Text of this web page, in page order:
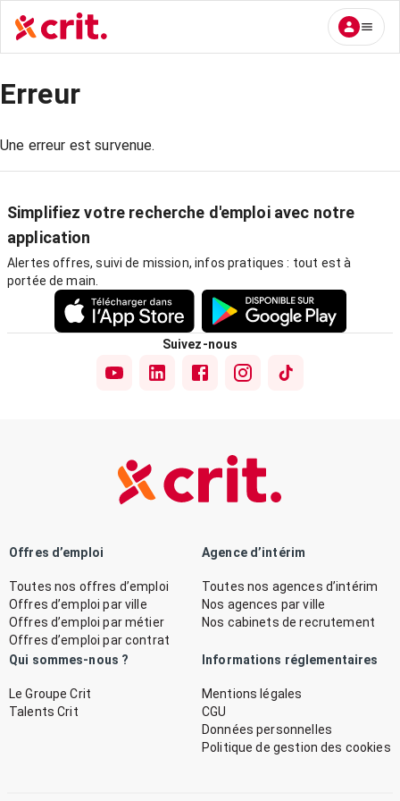
Erreur
Une erreur est survenue.
Simplifiez votre recherche d'emploi avec notre
application
Alertes offres, suivi de mission, infos pratiques : tout est à
portée de main.
Suivez-nous
Offres d’emploi
Toutes nos offres d’emploi
Offres d’emploi par ville
Offres d’emploi par métier
Offres d’emploi par contrat
Agence d’intérim
Toutes nos agences d’intérim
Nos agences par ville
Nos cabinets de recrutement
Qui sommes-nous ?
Le Groupe Crit
Talents Crit
Informations réglementaires
Mentions légales
CGU
Données personnelles
Politique de gestion des cookies